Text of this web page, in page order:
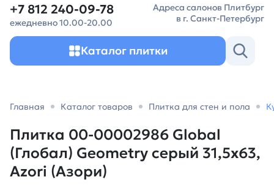
+7 812 240-09-78
ежедневно 10.00-20.00
Адреса салонов Плитбург
в г. Санкт-Петербург
Каталог плитки
Главная Каталог товаров Плитка для стен и пола
Плитка 00-00002986 Global
(Глобал) Geometry серый 31,5х63,
Azori (Азори)